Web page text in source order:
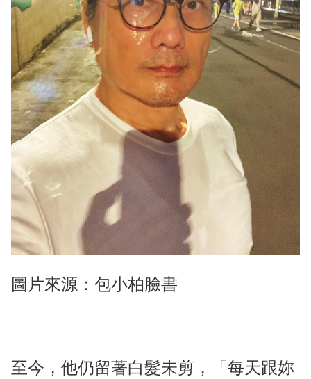
圖片來源：包小柏臉書
至今，他仍留著白髮未剪，「每天跟妳